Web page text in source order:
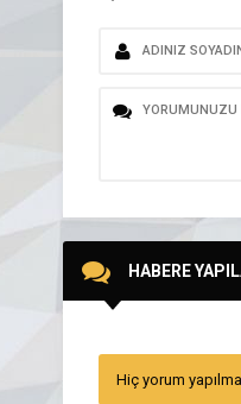
HABERE
Hiç yorum